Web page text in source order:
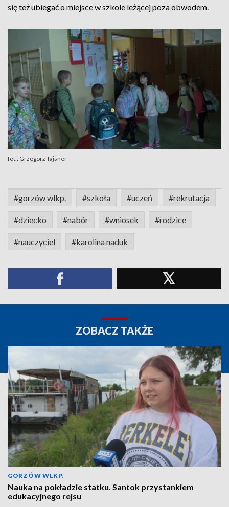
się też ubiegać o miejsce w szkole leżącej poza obwodem.
fot.: Grzegorz Tajsner
#gorzów wlkp. #szkoła #uczeń #rekrutacja
#dziecko #nabór #wniosek #rodzice
#nauczyciel #karolina naduk
ZOBACZ TAKŻE
GORZÓW WLKP.
Nauka na pokładzie statku. Santok przystankiem
edukacyjnego rejsu